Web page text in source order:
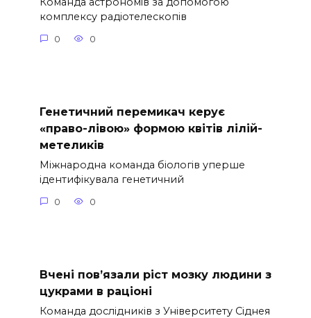
комплексу радіотелескопів
0 0
Генетичний перемикач керує
«право-лівою» формою квітів лілій-
метеликів
Міжнародна команда біологів уперше
ідентифікувала генетичний
0 0
Вчені пов’язали ріст мозку людини з
цукрами в раціоні
Команда дослідників з Університету Сіднея